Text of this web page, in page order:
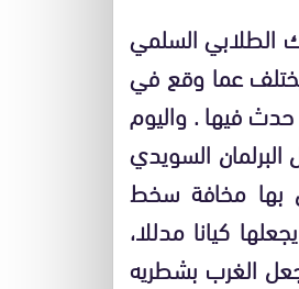
الطلابي السلمي
عما وقع في
فيها . واليوم
السويدي
بها مخافة سخط
كيانا مدللا،
الغرب بشطريه